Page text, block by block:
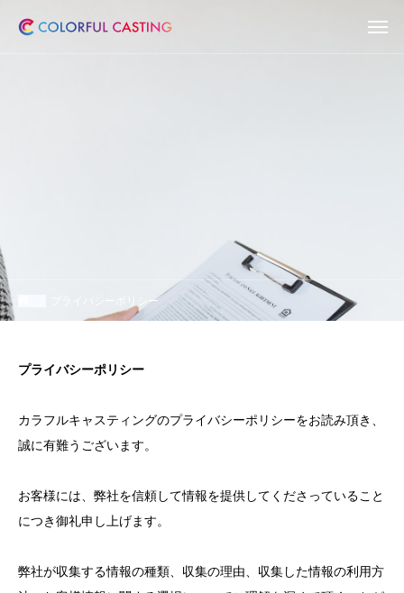
プライバシーポリシー
プライバシーポリシー
カラフルキャスティングのプライバシーポリシーをお読み頂き、
誠に有難うございます。
お客様には、弊社を信頼して情報を提供してくださっていること
につき御礼申し上げます。
弊社が収集する情報の種類、収集の理由、収集した情報の利用方